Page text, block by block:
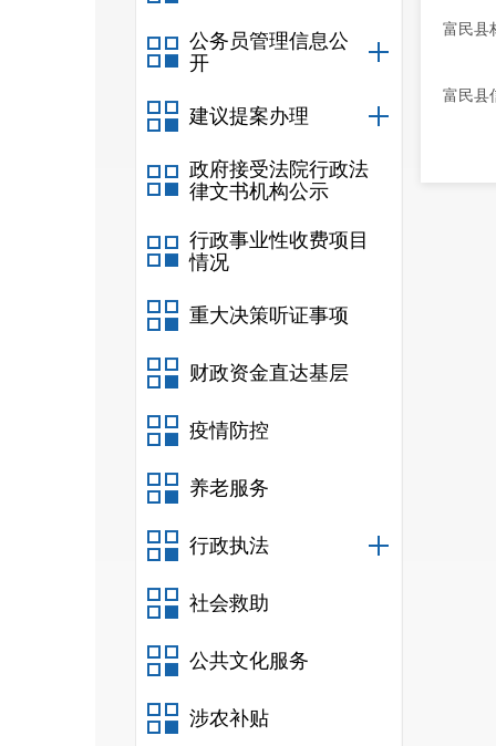
公务员管理信息公
开
建议提案办理
政府接受法院行政法
律文书机构公示
行政事业性收费项目
情况
重大决策听证事项
财政资金直达基层
疫情防控
养老服务
行政执法
社会救助
公共文化服务
涉农补贴
富民县
富民县